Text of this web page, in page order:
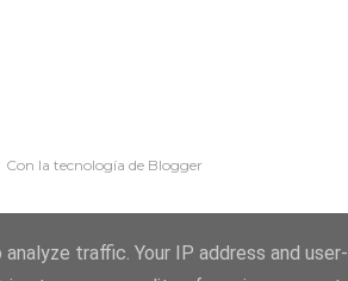
Con la tecnología de Blogger
traffic. Your IP address and